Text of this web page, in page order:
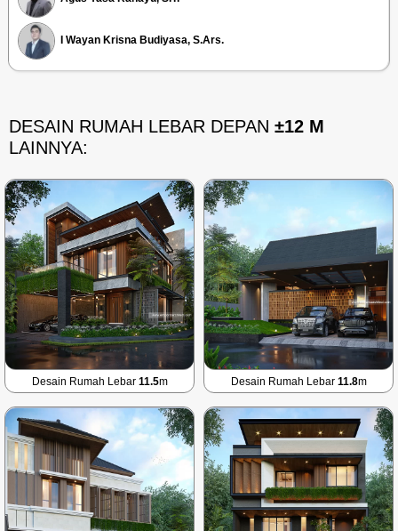
I Wayan Krisna Budiyasa, S.Ars.
DESAIN RUMAH LEBAR DEPAN ±12 M
LAINNYA:
Desain Rumah Lebar 11.5m Desain Rumah Lebar 11.8m